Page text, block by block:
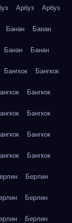
Арбуз Арбуз
Банан Банан
Банан Банан
Бангкок Бангкок
Бангкок
Бангкок
Бангкок
Бангкок
Берлин
Берлин
Берлин